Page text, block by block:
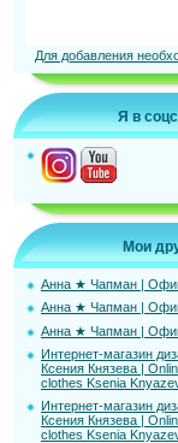
Для добавления
Я в
Мои
Анна ★ Чапман |
Анна ★ Чапман |
Анна ★ Чапман |
Интернет-магазин
Ксения Князева |
clothes Ksenia
Интернет-магазин
Ксения Князева |
clothes Ksenia